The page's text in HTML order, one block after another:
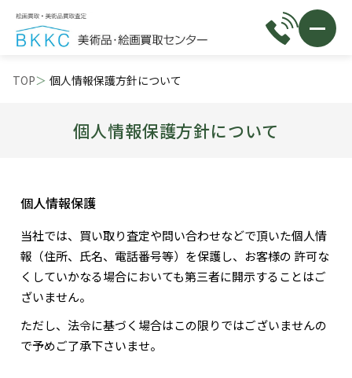
TOP 個人情報保護方針について
個人情報保護方針について
個人情報保護
当社では、買い取り査定や問い合わせなどで頂いた個人情
報（住所、氏名、電話番号等）を保護し、お客様の 許可な
くしていかなる場合においても第三者に開示することはご
ざいません。
ただし、法令に基づく場合はこの限りではございませんの
で予めご了承下さいませ。